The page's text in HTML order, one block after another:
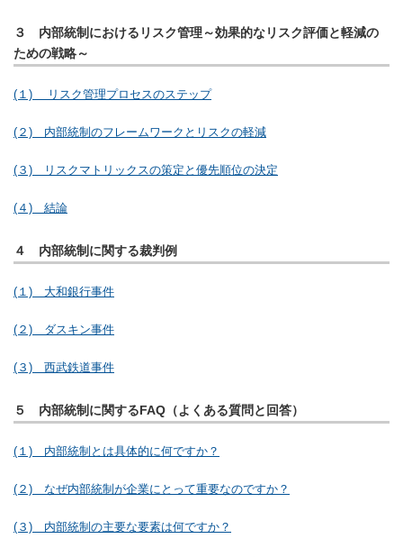
３ 内部統制におけるリスク管理～効果的なリスク評価と軽減の
ための戦略～
(１) リスク管理プロセスのステップ
(２) 内部統制のフレームワークとリスクの軽減
(３) リスクマトリックスの策定と優先順位の決定
(４) 結論
４ 内部統制に関する裁判例
(１) 大和銀行事件
(２) ダスキン事件
(３) 西武鉄道事件
５ 内部統制に関するFAQ（よくある質問と回答）
(１) 内部統制とは具体的に何ですか？
(２) なぜ内部統制が企業にとって重要なのですか？
(３) 内部統制の主要な要素は何ですか？